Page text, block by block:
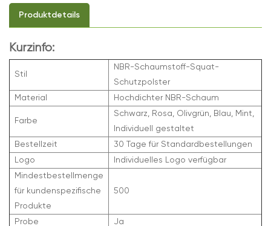
Produktdetails
Kurzinfo:
Stil
NBR-Schaumstoff-Squat-
Schutzpolster
Material
Hochdichter NBR-Schaum
Farbe
Schwarz, Rosa, Olivgrün, Blau, Mint,
Individuell gestaltet
Bestellzeit
30 Tage für Standardbestellungen
Logo
Individuelles Logo verfügbar
Mindestbestellmenge
für kundenspezifische
Produkte
500
Probe Ja